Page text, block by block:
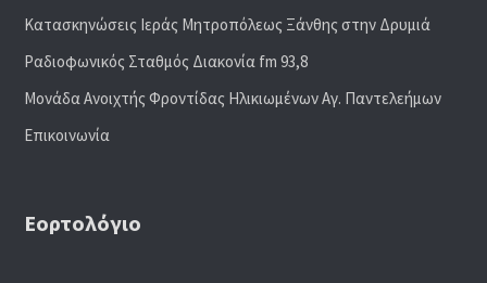
Κατασκηνώσεις Ιεράς Μητροπόλεως Ξάνθης στην Δρυμιά
Ραδιoφωνικός Σταθμός Διακονία fm 93,8
Μονάδα Ανοιχτής Φροντίδας Ηλικιωμένων Αγ. Παντελεήμων
Επικοινωνία
Εορτολόγιο